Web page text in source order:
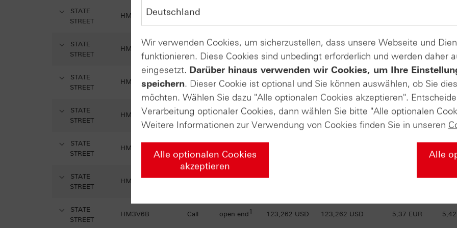
STATE
STREET
HM4Q4V Call
STATE
STREET
HM4B4W open end 1
138,6446
USD
138,6446 USD
STATE
STREET
HM47KQ Call open end 1 135,422 USD 135,422 USD 0,43 EUR
STATE
STREET
HM47RS Call open end1
132,3495
132,3495 USD 4,59 EUR 4,64
STATE
STREET
HM43ER
129,2004
STATE
STREET
HM417P 1
126,1763
STATE
STREET
HM3V6B Call open end1 123,262 USD 123,262 USD 5,37 EUR
Wir verwenden Cookies, um sicherzustellen, dass unsere Webseite und
funktionieren. Diese Cookies sind unbedingt erforderlich und werden daher
eingesetzt. Darüber hinaus verwenden wir Cookies, um Ihre
speichern. Dieser Cookie ist optional und Sie können auswählen, ob Sie
möchten. Wählen Sie dazu "Alle optionalen Cookies akzeptieren".
Verarbeitung optionaler Cookies, dann wählen Sie bitte "Alle optionalen
Weitere Informationen zur Verwendung von Cookies finden Sie in unseren
Alle optionalen Cookies
akzeptieren
Alle